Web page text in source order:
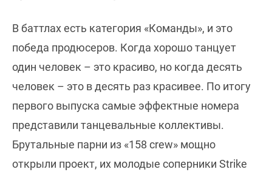
В баттлах есть категория «Команды», и это
победа продюсеров. Когда хорошо танцует
один человек – это красиво, но когда десять
человек – это в десять раз красивее. По итогу
первого выпуска самые эффектные номера
представили танцевальные коллективы.
Брутальные парни из «158 crew» мощно
открыли проект, их молодые соперники Strike